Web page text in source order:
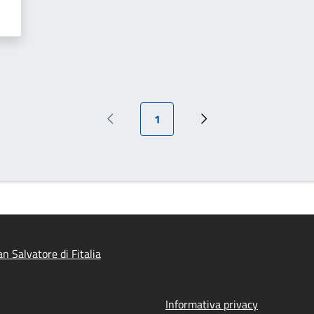
Pagina precedente
Pagina attuale
1
Pagina successiva
Salvatore di Fitalia
Informativa privacy